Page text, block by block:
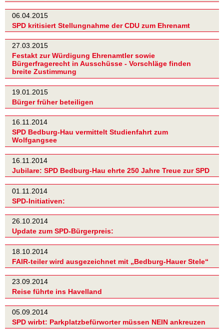
06.04.2015
SPD kritisiert Stellungnahme der CDU zum Ehrenamt
27.03.2015
Festakt zur Würdigung Ehrenamtler sowie
Bürgerfragerecht in Ausschüsse - Vorschläge finden
breite Zustimmung
19.01.2015
Bürger früher beteiligen
16.11.2014
SPD Bedburg-Hau vermittelt Studienfahrt zum
Wolfgangsee
16.11.2014
Jubilare: SPD Bedburg-Hau ehrte 250 Jahre Treue zur SPD
01.11.2014
SPD-Initiativen:
26.10.2014
Update zum SPD-Bürgerpreis:
18.10.2014
FAIR-teiler wird ausgezeichnet mit „Bedburg-Hauer Stele“
23.09.2014
Reise führte ins Havelland
05.09.2014
SPD wirbt: Parkplatzbefürworter müssen NEIN ankreuzen